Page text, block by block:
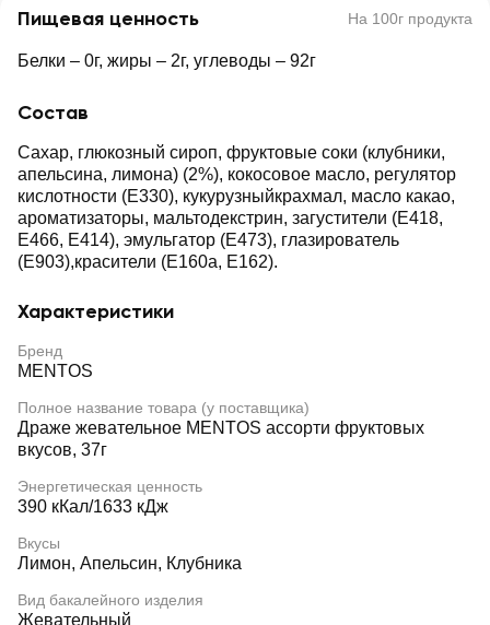
Пищевая ценность На 100г продукта
Белки – 0г, жиры – 2г, углеводы – 92г
Состав
Сахар, глюкозный сироп, фруктовые соки (клубники,
апельсина, лимона) (2%), кокосовое масло, регулятор
кислотности (Е330), кукурузныйкрахмал, масло какао,
ароматизаторы, мальтодекстрин, загустители (Е418,
Е466, Е414), эмульгатор (Е473), глазирователь
(Е903),красители (Е160а, Е162).
Характеристики
Бренд
MENTOS
Полное название товара (у поставщика)
Драже жевательное MENTOS ассорти фруктовых
вкусов, 37г
Энергетическая ценность
390 кКал/1633 кДж
Вкусы
Лимон, Апельсин, Клубника
Вид бакалейного изделия
Жевательный